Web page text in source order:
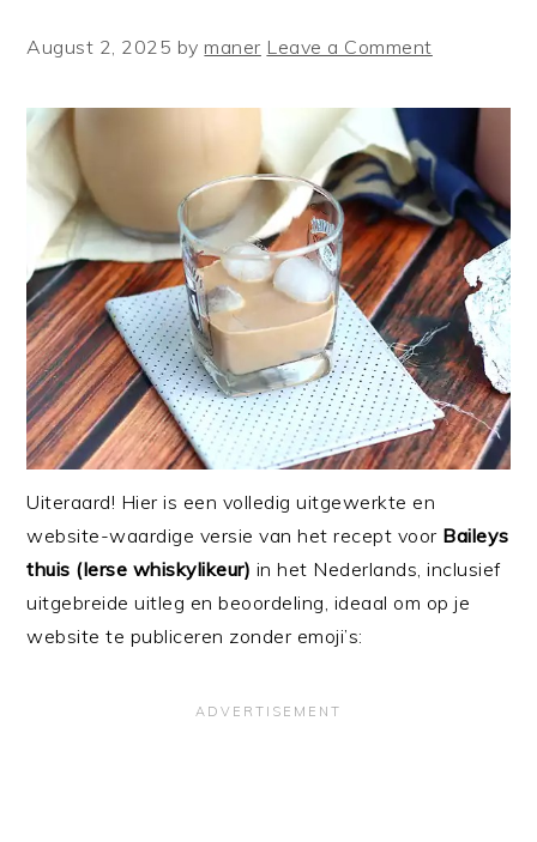
August 2, 2025 bymaner Leave a Comment
Uiteraard! Hier is een volledig uitgewerkte en
website-waardige versie van het recept voor Baileys
thuis (Ierse whiskylikeur) in het Nederlands, inclusief
uitgebreide uitleg en beoordeling, ideaal om op je
website te publiceren zonder emoji’s: